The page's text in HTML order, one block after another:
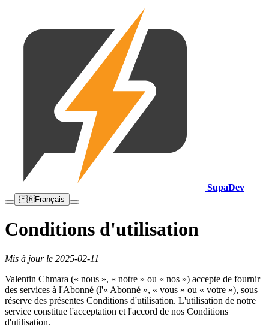
SupaDev
🇫🇷Français
Conditions d'utilisation
Mis à jour le 2025-02-11
Valentin Chmara (« nous », « notre » ou « nos ») accepte de fournir
des services à l'Abonné (l'« Abonné », « vous » ou « votre »), sous
réserve des présentes Conditions d'utilisation. L'utilisation de notre
service constitue l'acceptation et l'accord de nos Conditions
d'utilisation.